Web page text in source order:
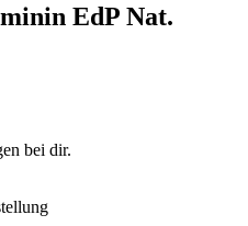
EdP Nat.
bei dir.